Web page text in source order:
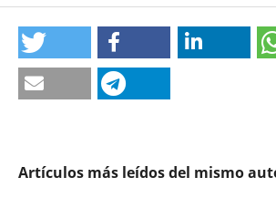
Artículos más leídos del mismo